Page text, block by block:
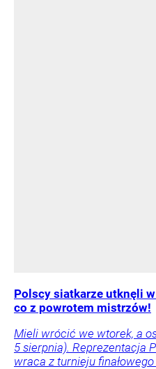
Polscy siatkarze utknęli
co z powrotem mistrzów!
Mieli wrócić we wtorek, a
5 sierpnia). Reprezentacja
wraca z turnieju